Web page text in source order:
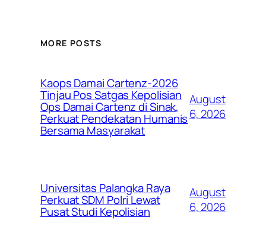
MORE POSTS
Kaops Damai Cartenz-2026
Tinjau Pos Satgas Kepolisian
Ops Damai Cartenz di Sinak,
Perkuat Pendekatan Humanis
Bersama Masyarakat
August
6, 2026
Universitas Palangka Raya
Perkuat SDM Polri Lewat
Pusat Studi Kepolisian
August
6, 2026